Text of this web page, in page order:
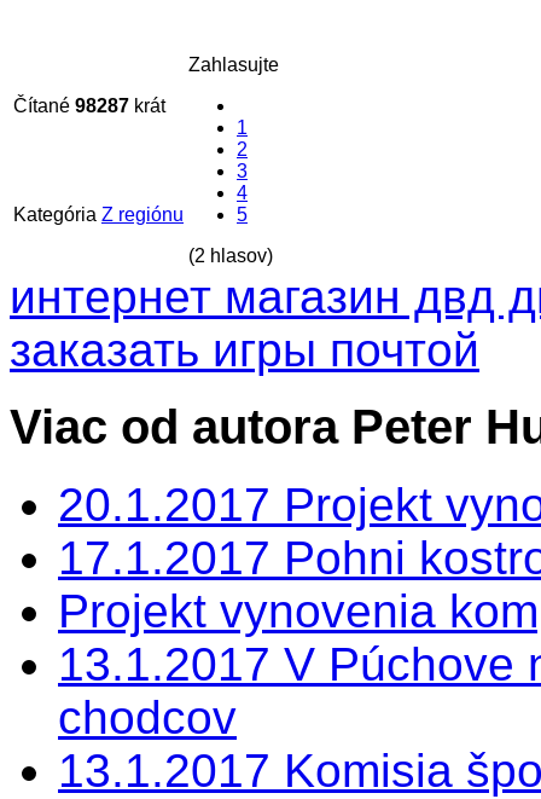
Čítané 98287 krát
Zahlasujte
1
2
3
4
5
(2 hlasov)
Kategória Z regiónu
интернет магазин двд
заказать игры почтой
Viac od autora Peter
20.1.2017 Projekt
17.1.2017 Pohni
Projekt vynovenia
13.1.2017 V Púchove
chodcov
13.1.2017 Komisia